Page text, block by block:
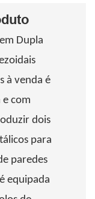
Dupla
à venda é
e com
dois
para
paredes
equipada